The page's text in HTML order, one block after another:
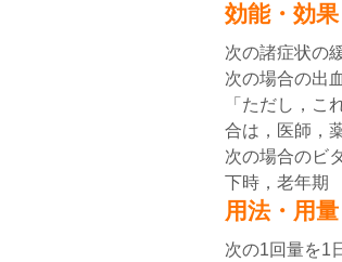
効能・効果
次の諸症状の
次の場合の出
「ただし，こ
合は，医師，
次の場合のビ
下時，老年期
用法・用量
次の1回量を1